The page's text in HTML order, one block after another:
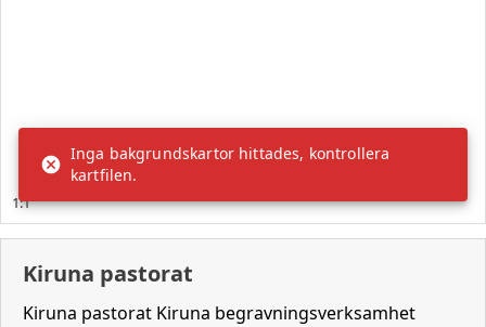
Kiruna pastorat
Kiruna pastorat Kiruna begravningsverksamhet